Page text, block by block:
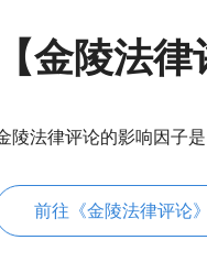
【金陵法
陵法律评论的影响因子
前往《金陵法律评论